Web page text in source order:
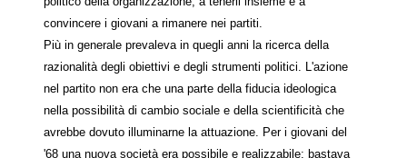
convincere i giovani a rimanere nei partiti.
Più in generale prevaleva in quegli anni la ricerca della
razionalità degli obiettivi e degli strumenti politici. L'azione
nel partito non era che una parte della fiducia ideologica
nella possibilità di cambio sociale e della scientificità che
avrebbe dovuto illuminarne la attuazione. Per i giovani del
'68 una nuova società era possibile e realizzabile: bastava